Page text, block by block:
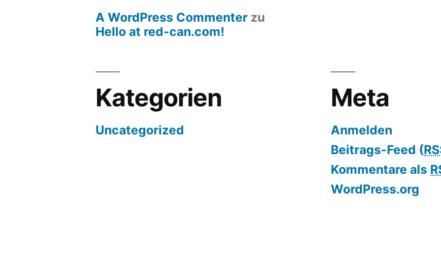
A WordPress Commenter zu
Hello at red-can.com!
Kategorien
Uncategorized
Meta
Anmelden
Beitrags-Feed (
Kommentare als
WordPress.org